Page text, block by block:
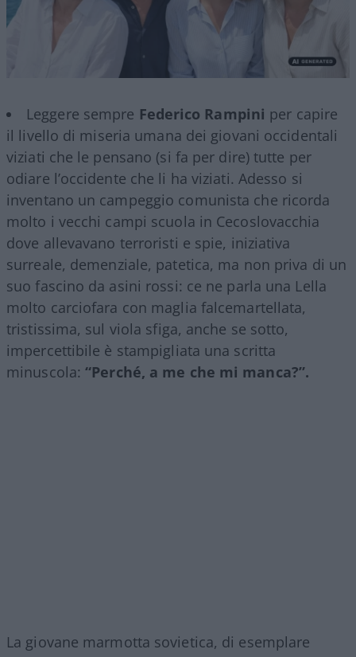
Leggere sempre Federico Rampini per capire
il livello di miseria umana dei giovani occidentali
viziati che le pensano (si fa per dire) tutte per
odiare l’occidente che li ha viziati. Adesso si
inventano un campeggio comunista che ricorda
molto i vecchi campi scuola in Cecoslovacchia
dove allevavano terroristi e spie, iniziativa
surreale, demenziale, patetica, ma non priva di un
suo fascino da asini rossi: ce ne parla una Lella
molto carciofara con maglia falcemartellata,
tristissima, sul viola sfiga, anche se sotto,
impercettibile è stampigliata una scritta
minuscola: “Perché, a me che mi manca?”.
La giovane marmotta sovietica, di esemplare